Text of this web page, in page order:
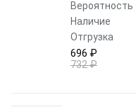
Вероятность
Наличие
Отгрузка
696 ₽
732 ₽